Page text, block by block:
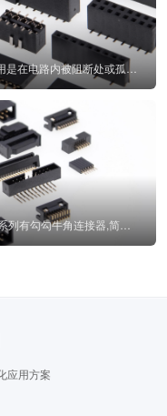
排母连接器Female Header，排母连接器作用是在电路内被阻断处或孤立不通...
应用方案